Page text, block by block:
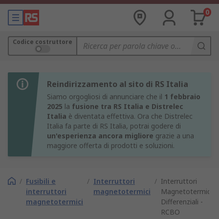
0
Codice costruttore
Reindirizzamento al sito di RS Italia
Siamo orgogliosi di annunciare che il 1 febbraio
2025 la fusione tra RS Italia e Distrelec
Italia è diventata effettiva. Ora che Distrelec
Italia fa parte di RS Italia, potrai godere di
un'esperienza ancora migliore grazie a una
maggiore offerta di prodotti e soluzioni.
/ Fusibili e
interruttori
magnetotermici
/ Interruttori
magnetotermici
/ Interruttori
Magnetotermici
Differenziali -
RCBO